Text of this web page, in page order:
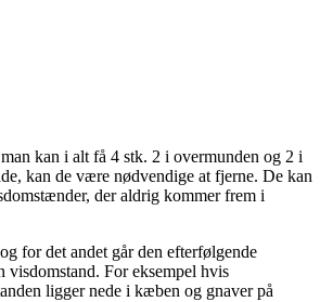
kan i alt få 4 stk. 2 i overmunden og 2 i
kan de være nødvendige at fjerne. De kan
der aldrig kommer frem i
for det andet går den efterfølgende
visdomstand. For eksempel hvis
ligger nede i kæben og gnaver på